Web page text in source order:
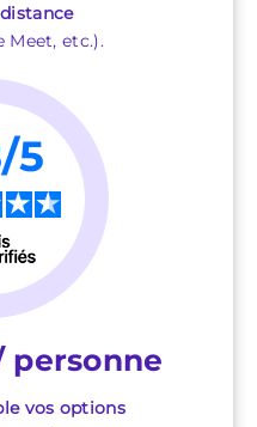
Meet, etc.).
5
★★
personne
vos options